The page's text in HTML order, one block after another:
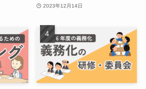
2023年12月14日